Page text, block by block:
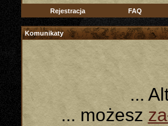
Rejestracja FAQ
Komunikaty
...
... możesz